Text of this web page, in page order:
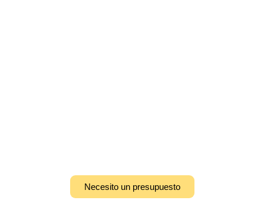
Necesito un presupuesto